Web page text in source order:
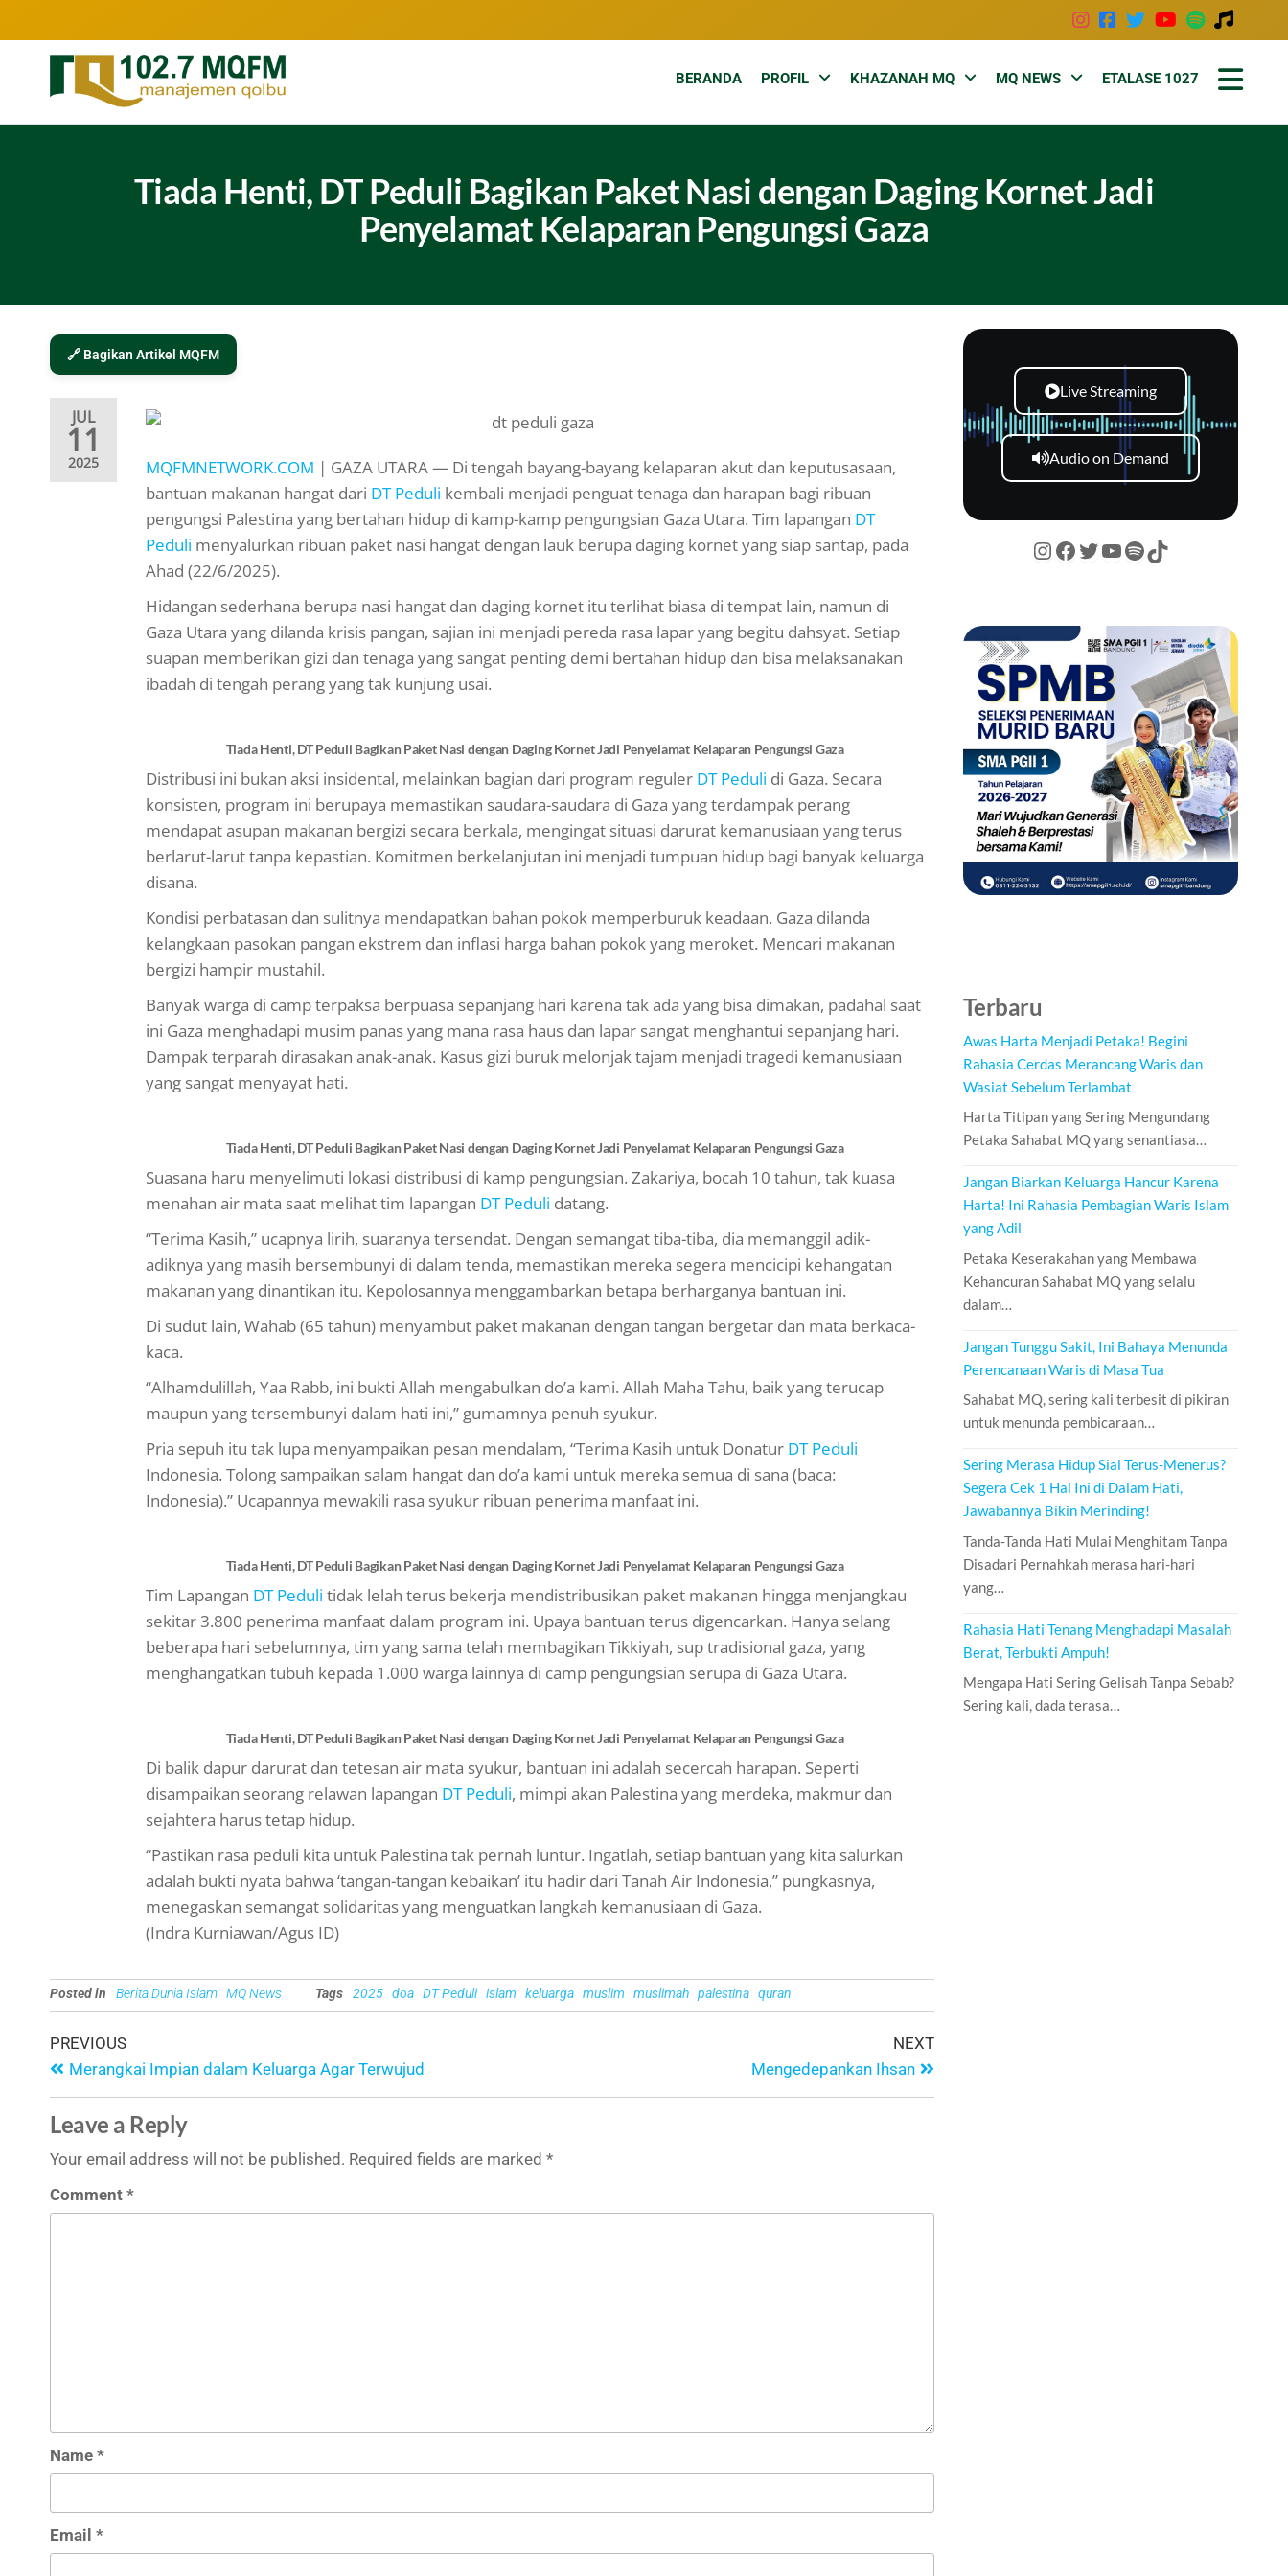
MQFM
–
Inspirasi
Keluarga
Indonesia
BERANDA PROFIL KHAZANAH MQ MQ NEWS ETALASE 1027
Tiada Henti, DT Peduli Bagikan Paket Nasi dengan Daging Kornet Jadi
Penyelamat Kelaparan Pengungsi Gaza
🔗 Bagikan Artikel MQFM
JUL
11
2025 MQFMNETWORK.COM | GAZA UTARA — Di tengah bayang-bayang kelaparan akut dan keputusasaan,
bantuan makanan hangat dari DT Peduli kembali menjadi penguat tenaga dan harapan bagi ribuan
pengungsi Palestina yang bertahan hidup di kamp-kamp pengungsian Gaza Utara. Tim lapangan DT
Peduli menyalurkan ribuan paket nasi hangat dengan lauk berupa daging kornet yang siap santap, pada
Ahad (22/6/2025).
Hidangan sederhana berupa nasi hangat dan daging kornet itu terlihat biasa di tempat lain, namun di
Gaza Utara yang dilanda krisis pangan, sajian ini menjadi pereda rasa lapar yang begitu dahsyat. Setiap
suapan memberikan gizi dan tenaga yang sangat penting demi bertahan hidup dan bisa melaksanakan
ibadah di tengah perang yang tak kunjung usai.
Tiada Henti, DT Peduli Bagikan Paket Nasi dengan Daging Kornet Jadi Penyelamat Kelaparan Pengungsi Gaza
Distribusi ini bukan aksi insidental, melainkan bagian dari program reguler DT Peduli di Gaza. Secara
konsisten, program ini berupaya memastikan saudara-saudara di Gaza yang terdampak perang
mendapat asupan makanan bergizi secara berkala, mengingat situasi darurat kemanusiaan yang terus
berlarut-larut tanpa kepastian. Komitmen berkelanjutan ini menjadi tumpuan hidup bagi banyak keluarga
disana.
Kondisi perbatasan dan sulitnya mendapatkan bahan pokok memperburuk keadaan. Gaza dilanda
kelangkaan pasokan pangan ekstrem dan inflasi harga bahan pokok yang meroket. Mencari makanan
bergizi hampir mustahil.
Banyak warga di camp terpaksa berpuasa sepanjang hari karena tak ada yang bisa dimakan, padahal saat
ini Gaza menghadapi musim panas yang mana rasa haus dan lapar sangat menghantui sepanjang hari.
Dampak terparah dirasakan anak-anak. Kasus gizi buruk melonjak tajam menjadi tragedi kemanusiaan
yang sangat menyayat hati.
Tiada Henti, DT Peduli Bagikan Paket Nasi dengan Daging Kornet Jadi Penyelamat Kelaparan Pengungsi Gaza
Suasana haru menyelimuti lokasi distribusi di kamp pengungsian. Zakariya, bocah 10 tahun, tak kuasa
menahan air mata saat melihat tim lapangan DT Peduli datang.
“Terima Kasih,” ucapnya lirih, suaranya tersendat. Dengan semangat tiba-tiba, dia memanggil adik-
adiknya yang masih bersembunyi di dalam tenda, memastikan mereka segera mencicipi kehangatan
makanan yang dinantikan itu. Kepolosannya menggambarkan betapa berharganya bantuan ini.
Di sudut lain, Wahab (65 tahun) menyambut paket makanan dengan tangan bergetar dan mata berkaca-
kaca.
“Alhamdulillah, Yaa Rabb, ini bukti Allah mengabulkan do’a kami. Allah Maha Tahu, baik yang terucap
maupun yang tersembunyi dalam hati ini,” gumamnya penuh syukur.
Pria sepuh itu tak lupa menyampaikan pesan mendalam, “Terima Kasih untuk Donatur DT Peduli
Indonesia. Tolong sampaikan salam hangat dan do’a kami untuk mereka semua di sana (baca:
Indonesia).” Ucapannya mewakili rasa syukur ribuan penerima manfaat ini.
Tiada Henti, DT Peduli Bagikan Paket Nasi dengan Daging Kornet Jadi Penyelamat Kelaparan Pengungsi Gaza
Tim Lapangan DT Peduli tidak lelah terus bekerja mendistribusikan paket makanan hingga menjangkau
sekitar 3.800 penerima manfaat dalam program ini. Upaya bantuan terus digencarkan. Hanya selang
beberapa hari sebelumnya, tim yang sama telah membagikan Tikkiyah, sup tradisional gaza, yang
menghangatkan tubuh kepada 1.000 warga lainnya di camp pengungsian serupa di Gaza Utara.
Tiada Henti, DT Peduli Bagikan Paket Nasi dengan Daging Kornet Jadi Penyelamat Kelaparan Pengungsi Gaza
Di balik dapur darurat dan tetesan air mata syukur, bantuan ini adalah secercah harapan. Seperti
disampaikan seorang relawan lapangan DT Peduli, mimpi akan Palestina yang merdeka, makmur dan
sejahtera harus tetap hidup.
“Pastikan rasa peduli kita untuk Palestina tak pernah luntur. Ingatlah, setiap bantuan yang kita salurkan
adalah bukti nyata bahwa ‘tangan-tangan kebaikan’ itu hadir dari Tanah Air Indonesia,” pungkasnya,
menegaskan semangat solidaritas yang menguatkan langkah kemanusiaan di Gaza.
(Indra Kurniawan/Agus ID)
Posted in Berita Dunia Islam MQ News Tags 2025 doa DT Peduli islam keluarga muslim muslimah palestina quran
PREVIOUS
Merangkai Impian dalam Keluarga Agar Terwujud
NEXT
Mengedepankan Ihsan
Leave a Reply
Your email address will not be published. Required fields are marked *
Comment *
Name *
Email *
Live Streaming
Audio on Demand
Terbaru
Awas Harta Menjadi Petaka! Begini
Rahasia Cerdas Merancang Waris dan
Wasiat Sebelum Terlambat
Harta Titipan yang Sering Mengundang
Petaka Sahabat MQ yang senantiasa…
Jangan Biarkan Keluarga Hancur Karena
Harta! Ini Rahasia Pembagian Waris Islam
yang Adil
Petaka Keserakahan yang Membawa
Kehancuran Sahabat MQ yang selalu
dalam…
Jangan Tunggu Sakit, Ini Bahaya Menunda
Perencanaan Waris di Masa Tua
Sahabat MQ, sering kali terbesit di pikiran
untuk menunda pembicaraan…
Sering Merasa Hidup Sial Terus-Menerus?
Segera Cek 1 Hal Ini di Dalam Hati,
Jawabannya Bikin Merinding!
Tanda-Tanda Hati Mulai Menghitam Tanpa
Disadari Pernahkah merasa hari-hari
yang…
Rahasia Hati Tenang Menghadapi Masalah
Berat, Terbukti Ampuh!
Mengapa Hati Sering Gelisah Tanpa Sebab?
Sering kali, dada terasa…